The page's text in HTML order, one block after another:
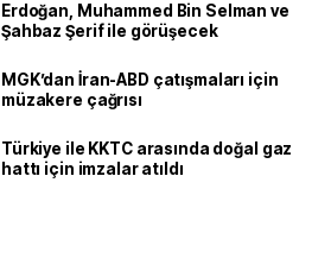
Erdoğan, Muhammed Bin Selman ve
Şahbaz Şerif ile görüşecek
MGK’dan İran-ABD çatışmaları için
müzakere çağrısı
Türkiye ile KKTC arasında doğal gaz
hattı için imzalar atıldı